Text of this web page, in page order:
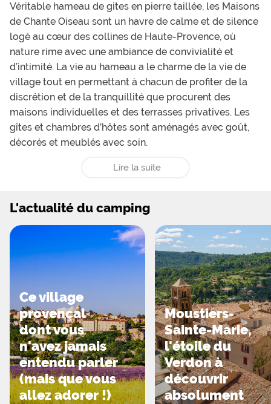
Véritable hameau de gites en pierre taillée, les Maisons
de Chante Oiseau sont un havre de calme et de silence
logé au cœur des collines de Haute-Provence, où
nature rime avec une ambiance de convivialité et
d’intimité. La vie au hameau a le charme de la vie de
village tout en permettant à chacun de profiter de la
discrétion et de la tranquillité que procurent des
maisons individuelles et des terrasses privatives. Les
gîtes et chambres d’hôtes sont aménagés avec goût,
décorés et meublés avec soin.
Lire la suite
L'actualité du camping
Ce village
provençal
dont vous
n'avez jamais
entendu parler
(mais que vous
allez adorer !)
Moustiers-
Sainte-Marie,
l'étoile du
Verdon à
découvrir
absolument